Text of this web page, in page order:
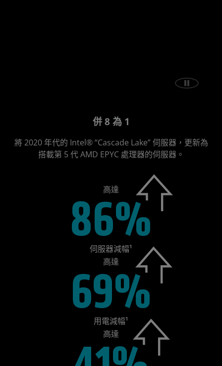
併 8 為 1
將 2020 年代的 Intel® “Cascade Lake” 伺服器，更新為
搭載第 5 代 AMD EPYC 處理器的伺服器。
高達
86%
伺服器減幅¹
高達
69%
用電減幅¹
高達